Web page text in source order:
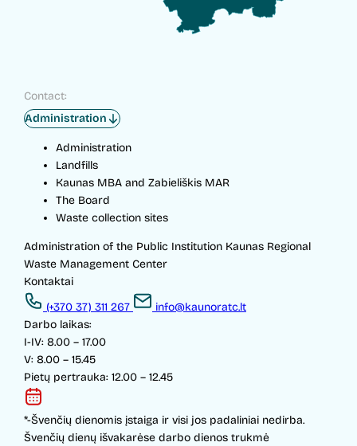
Contact:
Administration
Administration
Landfills
Kaunas MBA and Zabieliškis MAR
The Board
Waste collection sites
Administration of the Public Institution Kaunas Regional
Waste Management Center
Kontaktai
(+370 37) 311 267
info@kaunoratc.lt
Darbo laikas:
I-IV: 8.00 – 17.00
V: 8.00 – 15.45
Pietų pertrauka: 12.00 – 12.45
*-Švenčių dienomis įstaiga ir visi jos padaliniai nedirba.
Švenčių dienų išvakarėse darbo dienos trukmė